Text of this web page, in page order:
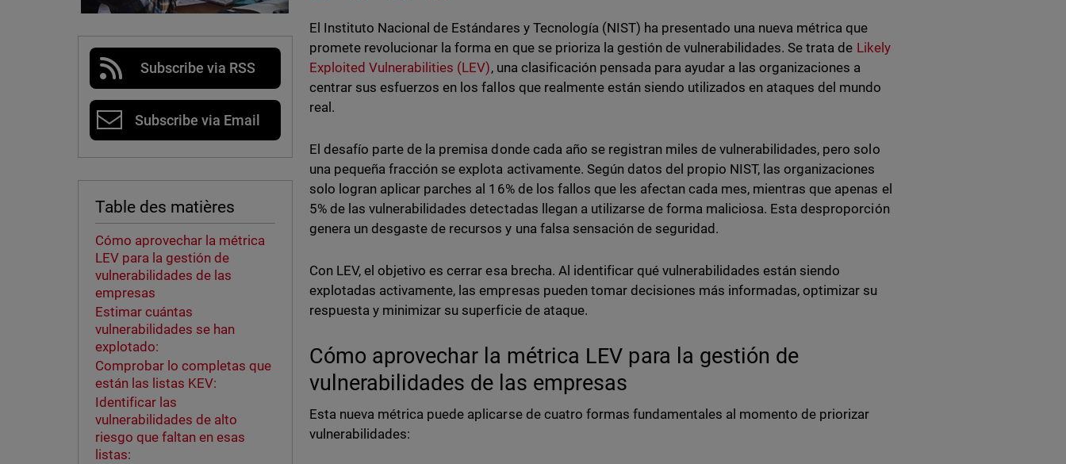
Subscribe via RSS
Subscribe via Email
Table des matières
Cómo aprovechar la métrica
LEV para la gestión de
vulnerabilidades de las
empresas
Estimar cuántas
vulnerabilidades se han
explotado:
Comprobar lo completas que
están las listas KEV:
Identificar las
vulnerabilidades de alto
riesgo que faltan en esas
listas:
El Instituto Nacional de Estándares y Tecnología (NIST) ha presentado una nueva métrica que
promete revolucionar la forma en que se prioriza la gestión de vulnerabilidades. Se trata de Likely
Exploited Vulnerabilities (LEV), una clasificación pensada para ayudar a las organizaciones a
centrar sus esfuerzos en los fallos que realmente están siendo utilizados en ataques del mundo
real.
El desafío parte de la premisa donde cada año se registran miles de vulnerabilidades, pero solo
una pequeña fracción se explota activamente. Según datos del propio NIST, las organizaciones
solo logran aplicar parches al 16% de los fallos que les afectan cada mes, mientras que apenas el
5% de las vulnerabilidades detectadas llegan a utilizarse de forma maliciosa. Esta desproporción
genera un desgaste de recursos y una falsa sensación de seguridad.
Con LEV, el objetivo es cerrar esa brecha. Al identificar qué vulnerabilidades están siendo
explotadas activamente, las empresas pueden tomar decisiones más informadas, optimizar su
respuesta y minimizar su superficie de ataque.
Cómo aprovechar la métrica LEV para la gestión de
vulnerabilidades de las empresas
Esta nueva métrica puede aplicarse de cuatro formas fundamentales al momento de priorizar
vulnerabilidades: